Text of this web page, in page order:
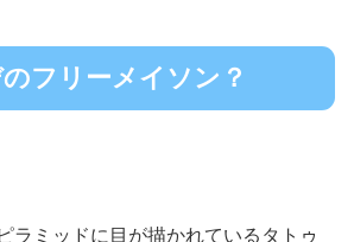
フリーメイソン？
ラミッドに目が描かれているタトゥ